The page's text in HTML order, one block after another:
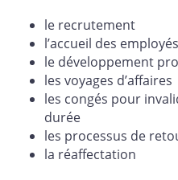
le recrutement
l’accueil des employés
le développement
les voyages d’affaires
les congés pour
durée
les processus de
la réaffectation